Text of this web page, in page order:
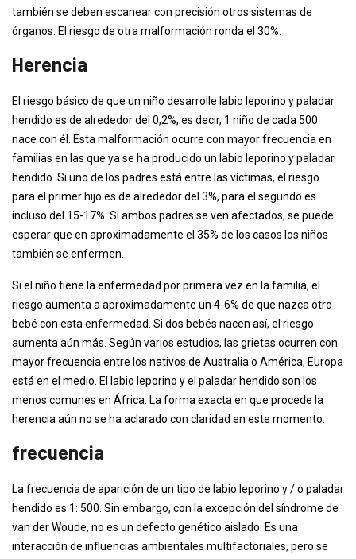
también se deben escanear con precisión otros sistemas de
órganos. El riesgo de otra malformación ronda el 30%.
Herencia
El riesgo básico de que un niño desarrolle labio leporino y paladar
hendido es de alrededor del 0,2%, es decir, 1 niño de cada 500
nace con él. Esta malformación ocurre con mayor frecuencia en
familias en las que ya se ha producido un labio leporino y paladar
hendido. Si uno de los padres está entre las víctimas, el riesgo
para el primer hijo es de alrededor del 3%, para el segundo es
incluso del 15-17%. Si ambos padres se ven afectados, se puede
esperar que en aproximadamente el 35% de los casos los niños
también se enfermen.
Si el niño tiene la enfermedad por primera vez en la familia, el
riesgo aumenta a aproximadamente un 4-6% de que nazca otro
bebé con esta enfermedad. Si dos bebés nacen así, el riesgo
aumenta aún más. Según varios estudios, las grietas ocurren con
mayor frecuencia entre los nativos de Australia o América, Europa
está en el medio. El labio leporino y el paladar hendido son los
menos comunes en África. La forma exacta en que procede la
herencia aún no se ha aclarado con claridad en este momento.
frecuencia
La frecuencia de aparición de un tipo de labio leporino y / o paladar
hendido es 1: 500. Sin embargo, con la excepción del síndrome de
van der Woude, no es un defecto genético aislado. Es una
interacción de influencias ambientales multifactoriales, pero se